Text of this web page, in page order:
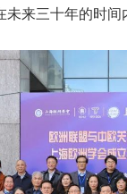
未来三十年的时间